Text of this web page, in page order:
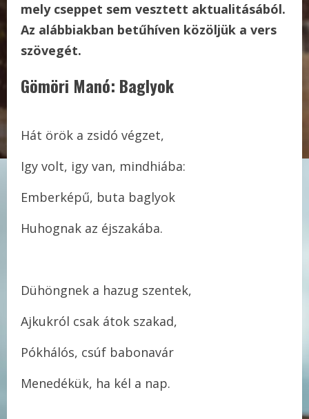
mely cseppet sem vesztett aktualitásából.
Az alábbiakban betűhíven közöljük a vers
szövegét.
Gömöri Manó: Baglyok
Hát örök a zsidó végzet,
Igy volt, igy van, mindhiába:
Emberképű, buta baglyok
Huhognak az éjszakába.
Dühöngnek a hazug szentek,
Ajkukról csak átok szakad,
Pókhálós, csúf babonavár
Menedékük, ha kél a nap.